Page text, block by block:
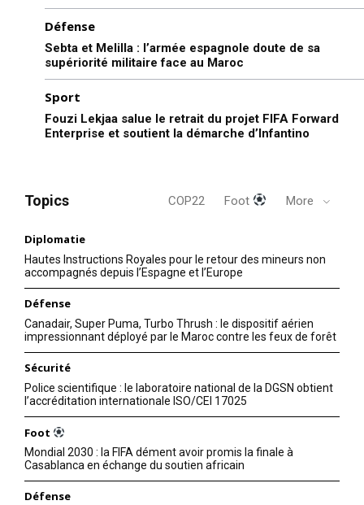
Défense
Sebta et Melilla : l’armée espagnole doute de sa
supériorité militaire face au Maroc
Sport
Fouzi Lekjaa salue le retrait du projet FIFA Forward
Enterprise et soutient la démarche d’Infantino
Topics COP22 Foot More
Diplomatie
Hautes Instructions Royales pour le retour des mineurs non
accompagnés depuis l’Espagne et l’Europe
Défense
Canadair, Super Puma, Turbo Thrush : le dispositif aérien
impressionnant déployé par le Maroc contre les feux de forêt
Sécurité
Police scientifique : le laboratoire national de la DGSN obtient
l’accréditation internationale ISO/CEI 17025
Foot
Mondial 2030 : la FIFA dément avoir promis la finale à
Casablanca en échange du soutien africain
Défense